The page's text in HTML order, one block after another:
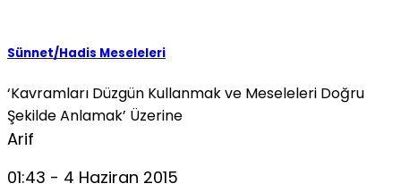
Sünnet/Hadis Meseleleri
‘Kavramları Düzgün Kullanmak ve Meseleleri Doğru
Şekilde Anlamak’ Üzerine
Arif
01:43 - 4 Haziran 2015